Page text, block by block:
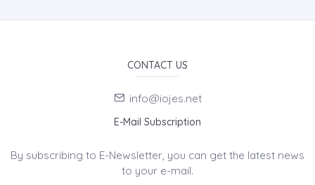
CONTACT US
info@iojes.net
E-Mail Subscription
By subscribing to E-Newsletter, you can get the latest news
to your e-mail.